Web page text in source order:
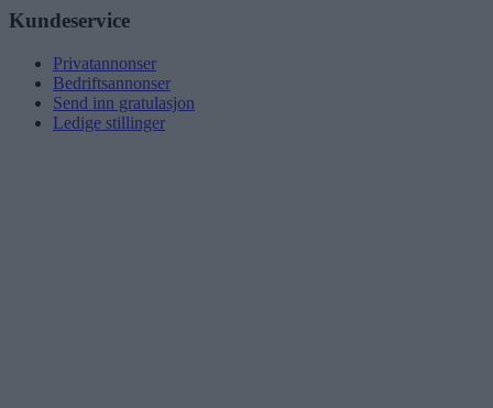
Kundeservice
Privatannonser
Bedriftsannonser
Send inn gratulasjon
Ledige stillinger